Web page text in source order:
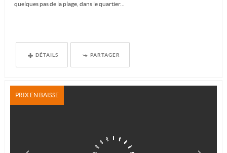
quelques pas de la plage, dans le quartier...
DÉTAILS PARTAGER
PRIX EN BAISSE